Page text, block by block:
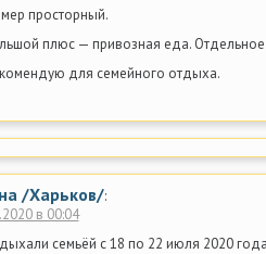
просторный.
плюс — привозная еда.
для семейного отдыха.
/Харьков/:
в 00:04
семьёй с 18 по 22 июля 2020